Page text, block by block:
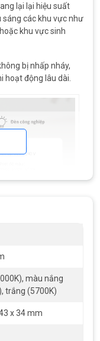
lại lại hiệu suất
sáng các khu vực như
khu vực sinh
bị nhấp nháy,
hoạt động lâu dài.
GRAY Philips
màu nắng
trắng (5700K)
x 34 mm